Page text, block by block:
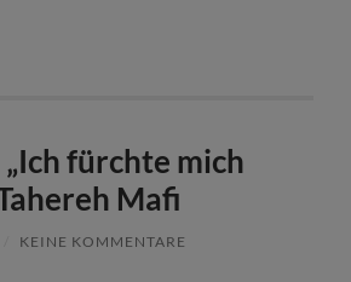
fürchte mich
Mafi
KEINE KOMMENTARE